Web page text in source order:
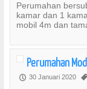
Perumahan
kamar dan 1
mobil 4m dan
Perumahan
P 30 Januari 2020 ,